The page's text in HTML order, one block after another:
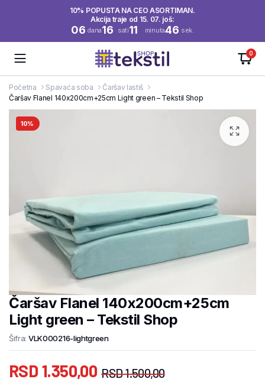
10% POPUSTA NA CEO ASORTIMAN.
Akcija traje od 15. 07. još:
06 dana16 sati11 minuta46 sek.
0
Početna Spavaća soba
Čaršav lastiš
Čaršav Flanel 140x200cm+25cm Light green – Tekstil Shop
10%
Čaršav Flanel 140x200cm+25cm
Light green – Tekstil Shop
Šifra: VLK000216-lightgreen
RSD1.500,00
RSD 1.350,00